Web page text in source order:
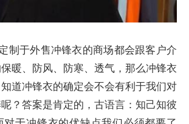
制于外售冲锋衣的商场都会跟客户介
暖、防风、防寒、透气，那么冲锋衣
道冲锋衣的确定会不会有利于我们对
？答案是肯定的，古语言：知己知彼